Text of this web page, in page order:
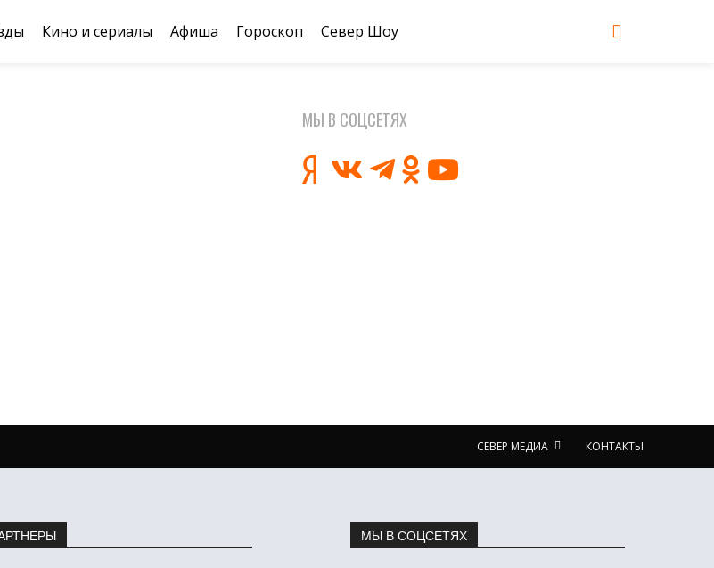
Кино и сериалы Афиша Гороскоп Север Шоу
МЫ В СОЦСЕТЯХ
СЕВЕР МЕДИА КОНТАКТЫ
МЫ В СОЦСЕТЯХ